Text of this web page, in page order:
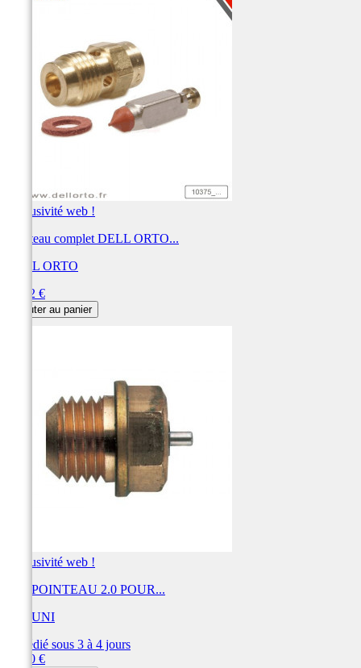
Exclusivité web !
Pointeau complet DELL ORTO...
DELL ORTO
30,72 €
Ajouter au panier
Exclusivité web !
KIT POINTEAU 2.0 POUR...
MIKUNI
Expédié sous 3 à 4 jours
30,00 €